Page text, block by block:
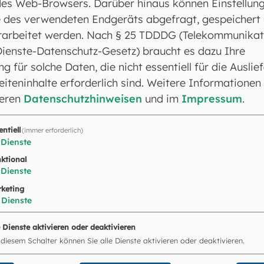
rasselnder Räder, durchgehende Pferde
Schwerter, blitzende Lanzen, eine Menge
man stolpert über ihre Leichen.
dich der Verachtung preis und mache dich zum
sieht, schreckt vor dir zurück und sagt: Verwüstet
Tröster für dich?
32,35c-36b.39abcd.41 (R: 39c)
nah
und ihr Verhängnis kommt schnell. Ja, der
Dienern Mitleid haben. - (R)
und es gibt keinen Gott neben mir. Ich bin es,
nur ich werde heilen. - (R)
Schwertes geschliffen,
um das Recht in
die Strafe aufund denen, die mich hassen, die
des verwendeten Endgeräts abgefragt, gespeichert
werden. Nach § 25 TDDDG
Datenschutz-Gesetz) braucht es dazu Ihre
für solche Daten, die nicht essentiell für die
erforderlich sind. Weitere Informationen
Datenschutzhinweisen und im Impressum.
(immer erforderlich)
Dienste
Dienste
Dienste
Dienste aktivieren oder deaktivieren
Schalter können Sie alle Dienste aktivieren oder deaktivieren.